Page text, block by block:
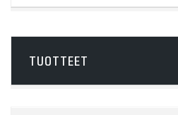
TUOTTEET